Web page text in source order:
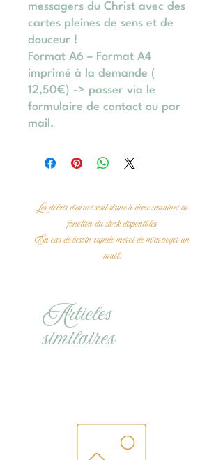
messagers du Christ avec des
cartes pleines de sens et de
douceur !
Format A6 – Format A4
imprimé à la demande (
12,50€) -> passer via le
formulaire de contact ou par
mail.
Les délais d'envoi sont d'une à deux semaines en
fonction du stock disponibles
En cas de besoin rapide merci de m'envoyer un
mail.
Articles
similaires